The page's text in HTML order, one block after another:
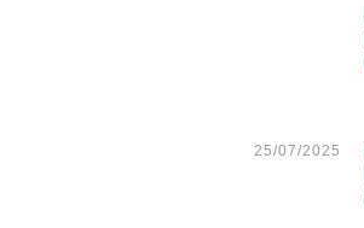
25/07/2025